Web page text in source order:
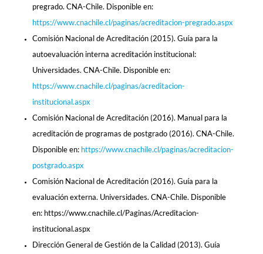
pregrado. CNA-Chile. Disponible en:
https://www.cnachile.cl/paginas/acreditacion-pregrado.aspx
Comisión Nacional de Acreditación (2015). Guía para la
autoevaluación interna acreditación institucional:
Universidades. CNA-Chile. Disponible en:
https://www.cnachile.cl/paginas/acreditacion-
institucional.aspx
Comisión Nacional de Acreditación (2016). Manual para la
acreditación de programas de postgrado (2016). CNA-Chile.
Disponible en: https://www.cnachile.cl/paginas/acreditacion-
postgrado.aspx
Comisión Nacional de Acreditación (2016). Guía para la
evaluación externa. Universidades. CNA-Chile. Disponible
en: https://www.cnachile.cl/Paginas/Acreditacion-
institucional.aspx
Dirección General de Gestión de la Calidad (2013). Guía